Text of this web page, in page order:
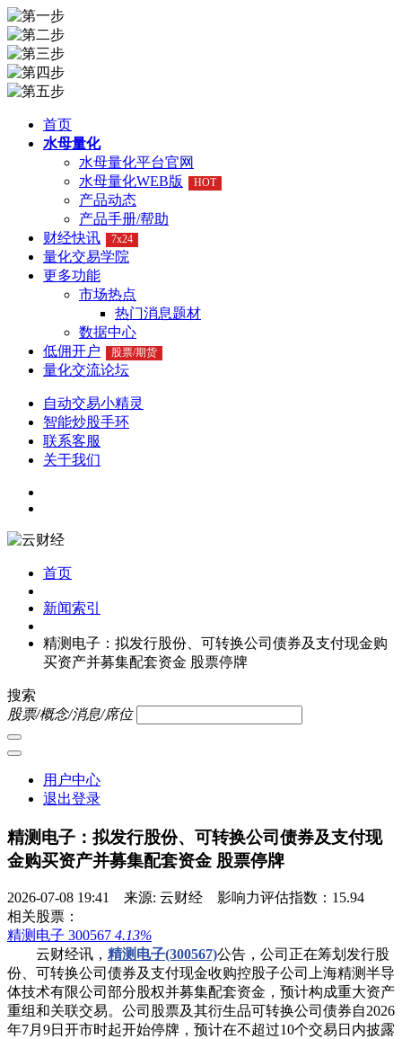
首页
水母量化
水母量化平台官网
水母量化WEB版
HOT
产品动态
产品手册/帮助
财经快讯
7x24
量化交易学院
更多功能
市场热点
热门消息题材
数据中心
低佣开户
股票/期货
量化交流论坛
自动交易小精灵
智能炒股手环
联系客服
关于我们
首页
新闻索引
精测电子：拟发行股份、可转换公司债券及支付现金购
买资产并募集配套资金 股票停牌
搜索
股票/概念/消息/席位
用户中心
退出登录
精测电子：拟发行股份、可转换公司债券及支付现
金购买资产并募集配套资金 股票停牌
2026-07-08 19:41 来源: 云财经 影响力评估指数：15.94
相关股票：
精测电子 300567 4.13%
云财经讯， 精测电子(300567)公告，公司正在筹划发行股
份、可转换公司债券及支付现金收购控股子公司上海精测半导
体技术有限公司部分股权并募集配套资金，预计构成重大资产
重组和关联交易。公司股票及其衍生品可转换公司债券自2026
年7月9日开市时起开始停牌，预计在不超过10个交易日内披露